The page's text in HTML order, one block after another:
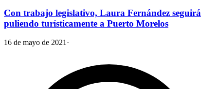
Con trabajo legislativo, Laura Fernández seguirá
puliendo turísticamente a Puerto Morelos
16 de mayo de 2021 ·